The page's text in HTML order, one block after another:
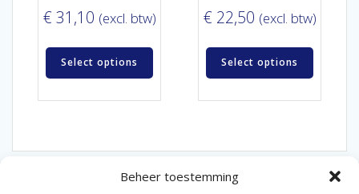
Beheer toestemming
€ 31,10 (excl. btw)
Select options
€ 22,50 (excl. btw)
Select options